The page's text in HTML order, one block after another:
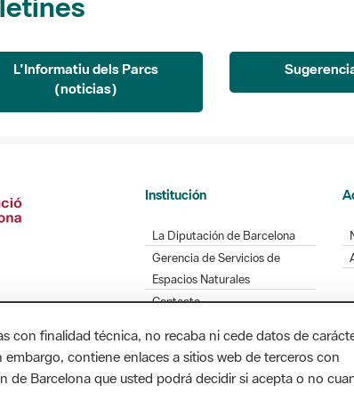
(noticias)
Gerencia de Servicios de
Espacios Naturales
Contacto
Diputación de Barcelona. Edifici
/ xarxaparcs@diba.cat
con finalidad técnica, no recaba ni cede datos de
contiene enlaces a sitios web de terceros con
de Barcelona que usted podrá decidir si acepta o no